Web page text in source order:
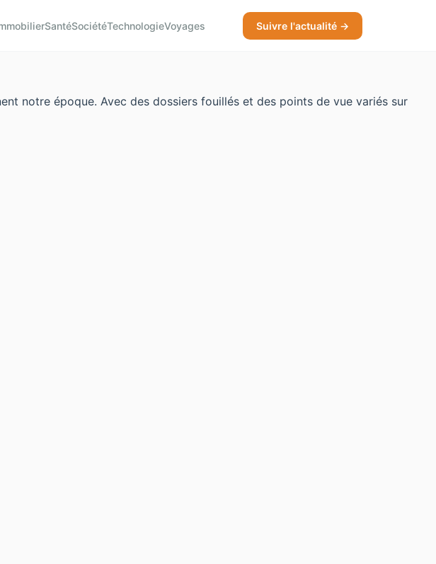
SantéSociétéTechnologieVoyages Suivre l'actualité →
notre époque. Avec des dossiers fouillés et des points de vue variés sur